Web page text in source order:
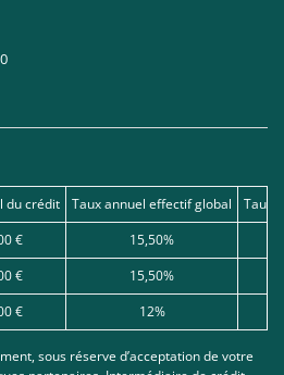
du crédit Taux annuel effectif global
Taux
€
15,50%
€
15,50%
€ 12%
sous réserve d’acceptation de votre